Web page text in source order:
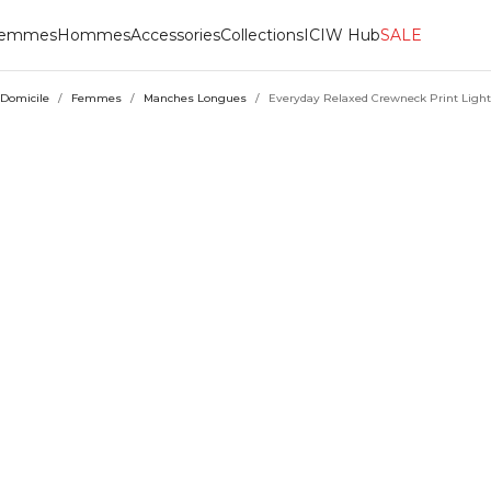
HommesAccessoriesCollectionsICIW HubSALE
Domicile / Femmes / Manches Longues / Everyday Relaxed Crewneck Print